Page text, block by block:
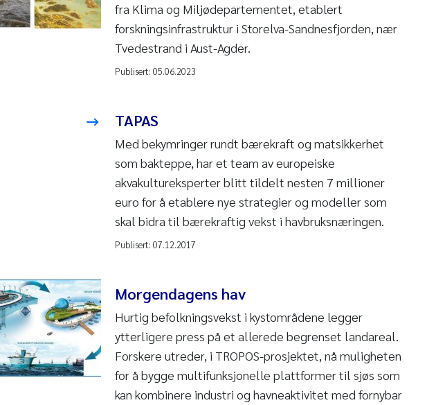
fra Klima og Miljø­departementet, etablert
forskningsinfrastruktur i Storelva-Sandnesfjorden, nær
Tvedestrand i Aust-Agder.
Publisert: 05.06.2023
TAPAS
Med bekymringer rundt bærekraft og matsikkerhet
som bakteppe, har et team av europeiske
akvakultureksperter blitt tildelt nesten 7 millioner
euro for å etablere nye strategier og modeller som
skal bidra til bærekraftig vekst i havbruksnæringen.
Publisert: 07.12.2017
Morgendagens hav
Hurtig befolkningsvekst i kystområdene legger
ytterligere press på et allerede begrenset landareal.
Forskere utreder, i TROPOS-prosjektet, nå muligheten
for å bygge multifunksjonelle plattformer til sjøs som
kan kombinere industri og havneaktivitet med fornybar